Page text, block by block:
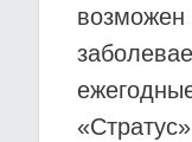
возможен